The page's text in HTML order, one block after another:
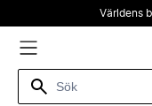
Världens